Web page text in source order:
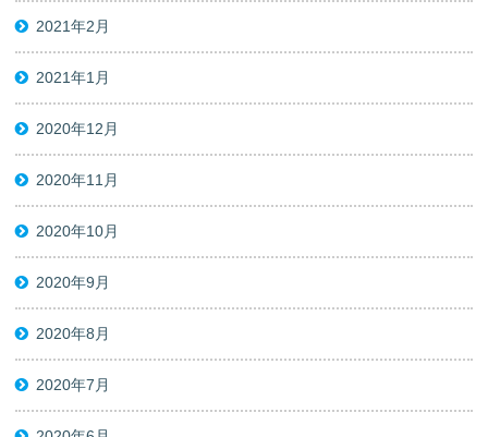
2021年2月
2021年1月
2020年12月
2020年11月
2020年10月
2020年9月
2020年8月
2020年7月